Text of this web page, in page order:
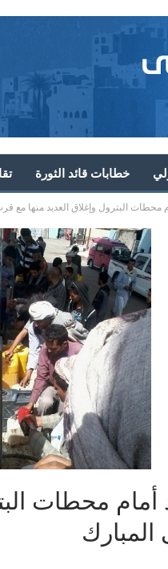
خطابات قائد الثورة
محطات البترول وإغلاق العديد منها مع
محطات